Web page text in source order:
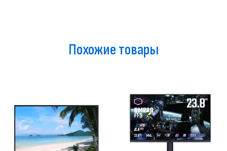
Похожие товары